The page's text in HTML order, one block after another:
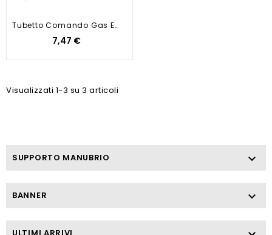
Tubetto Comando Gas E Cambio...
7,47 €
Visualizzati 1-3 su 3 articoli
SUPPORTO MANUBRIO 
BANNER 
ULTIMI ARRIVI